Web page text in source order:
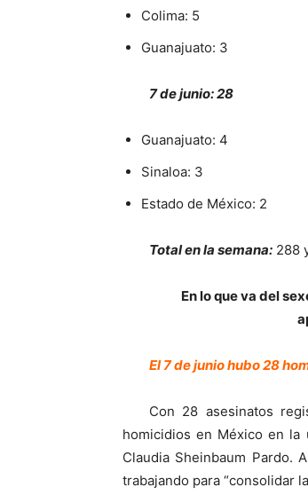
Colima: 5
Guanajuato: 3
7 de junio: 28
Guanajuato: 4
Sinaloa: 3
Estado de México: 2
Total en la semana: 288
En lo que va del
El 7 de junio hubo 28
Con 28 asesinatos
homicidios en México en
Claudia Sheinbaum Pardo.
trabajando para “consolidar